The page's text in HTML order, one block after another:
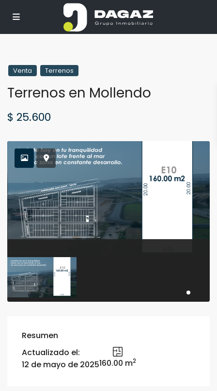
Venta Terrenos
Terrenos en Mollendo
$ 25.600
Resumen
Actualizado el:
12 de mayo de 2025160.00 m2